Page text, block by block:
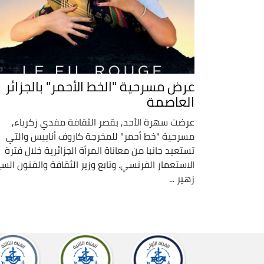
عرض مسرحية "الخط الأحمر" بالجزائر
العاصمة
عرضت سهرة الأحد, بقصر الثقافة مفدي زكرياء,
مسرحية "خط أحمر" للمخرجة كاروف أناييس والتي
تستعيد جانبا من معاناة المرأة الجزائرية خلال فترة
الاستعمار الفرنسي. وتابع وزير الثقافة والفنون
زهير ...